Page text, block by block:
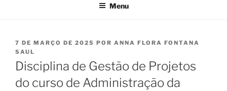
Menu
PUBLICADO
EM
7 DE MARÇO DE 2025 POR ANNA FLORA FONTANA
SAUL
Disciplina de Gestão de Projetos
do curso de Administração da